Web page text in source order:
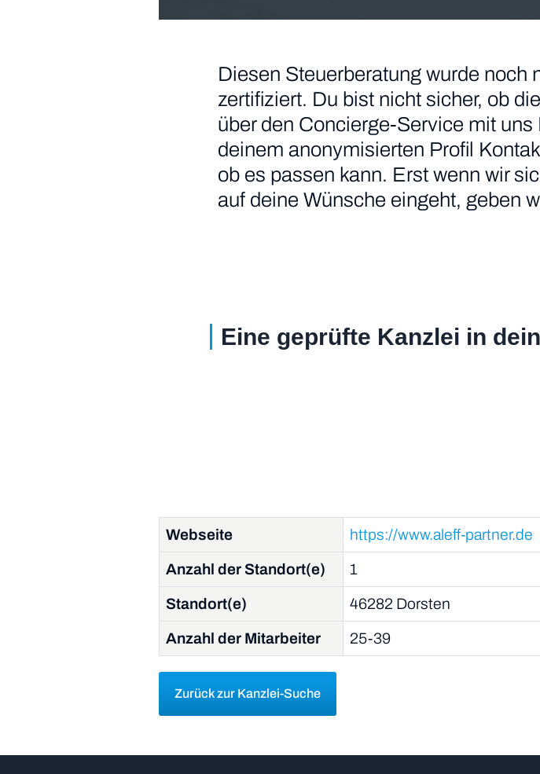
Diesen Steuerberatung wurde noch
zertifiziert. Du bist nicht sicher, ob
über den Concierge-Service mit
deinem anonymisierten Profil
ob es passen kann. Erst wenn wir
auf deine Wünsche eingeht, geben
Eine geprüfte Kanzlei in
Webseite https://www.aleff-partner.de
Anzahl der Standort(e) 1
Standort(e) 46282 Dorsten
Anzahl der Mitarbeiter 25-39
Zurück zur Kanzlei-Suche